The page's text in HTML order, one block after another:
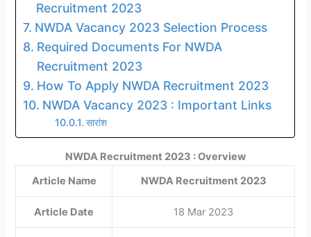
Recruitment 2023
NWDA Vacancy 2023 Selection Process
Required Documents For NWDA
Recruitment 2023
How To Apply NWDA Recruitment 2023
NWDA Vacancy 2023 : Important Links
सारांश
NWDA Recruitment 2023 : Overview
Article Name
NWDA Recruitment 2023
Article Date 18 Mar 2023